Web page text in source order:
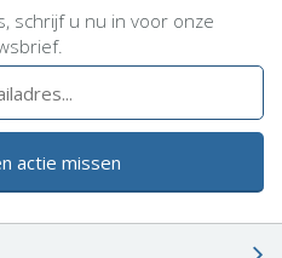
schrijf u nu in voor onze
actie missen